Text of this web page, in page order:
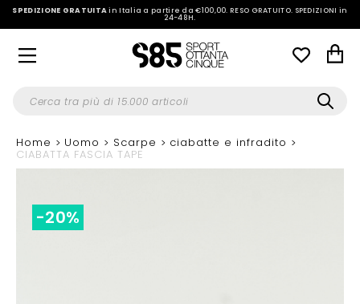
SPEDIZIONE GRATUITAin Italia a partire da €100,00.RESO GRATUITO. SPEDIZIONI in
24-48H.
Home Uomo Scarpe ciabatte e infradito
CIABATTA FASCIA TAPE
-20%